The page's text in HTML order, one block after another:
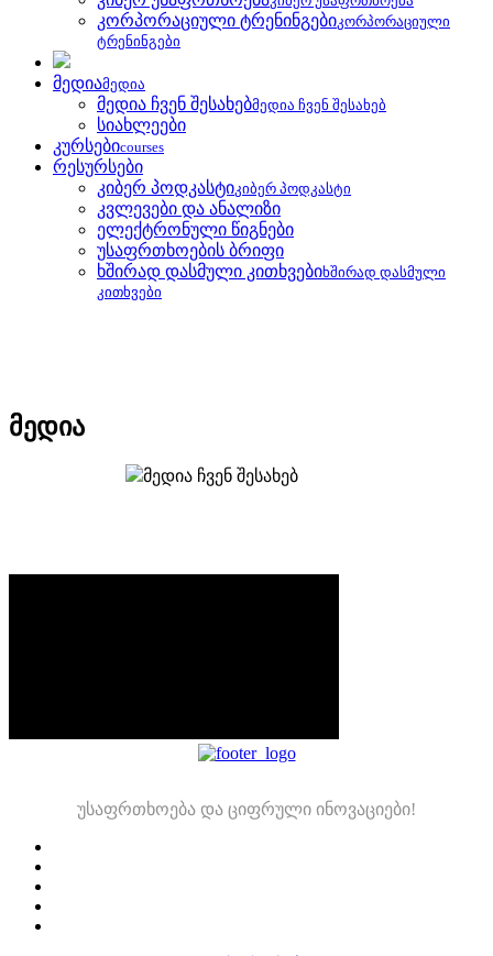
კორპორაციული ტრენინგებიკორპორაციული
ტრენინგები
მედიამედია
მედია ჩვენ შესახებმედია ჩვენ შესახებ
სიახლეები
კურსებიcourses
რესურსები
კიბერ პოდკასტიკიბერ პოდკასტი
კვლევები და ანალიზი
ელექტრონული წიგნები
უსაფრთხოების ბრიფი
ხშირად დასმული კითხვებიხშირად დასმული
კითხვები
მედია
მედია ჩვენ შესახებ
უსაფრთხოება და ციფრული ინოვაციები!